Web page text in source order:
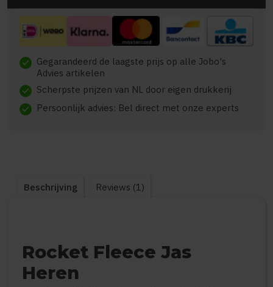
check Gegarandeerd de laagste prijs op alle Jobo's
Advies artikelen
check Scherpste prijzen van NL door eigen drukkerij
check Persoonlijk advies: Bel direct met onze experts
Beschrijving Reviews (1)
Rocket Fleece Jas
Heren